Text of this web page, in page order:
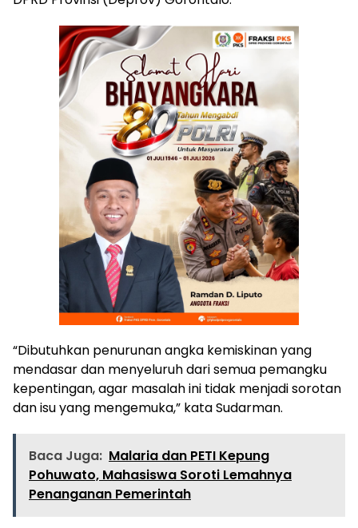
“Dibutuhkan penurunan angka kemiskinan yang
mendasar dan menyeluruh dari semua pemangku
kepentingan, agar masalah ini tidak menjadi sorotan
dan isu yang mengemuka,” kata Sudarman.
Baca Juga: Malaria dan PETI Kepung
Pohuwato, Mahasiswa Soroti Lemahnya
Penanganan Pemerintah